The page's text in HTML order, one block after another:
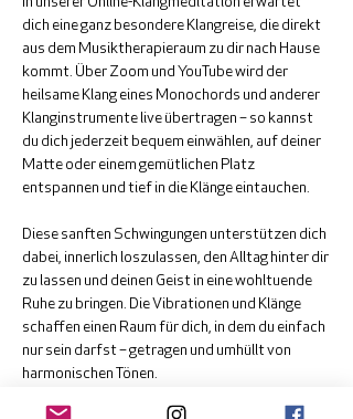
dich eine ganz besondere Klangreise, die direkt
aus dem Musiktherapieraum zu dir nach Hause
kommt. Über Zoom und YouTube wird der
heilsame Klang eines Monochords und anderer
Klanginstrumente live übertragen – so kannst
du dich jederzeit bequem einwählen, auf deiner
Matte oder einem gemütlichen Platz
entspannen und tief in die Klänge eintauchen.
Diese sanften Schwingungen unterstützen dich
dabei, innerlich loszulassen, den Alltag hinter dir
zu lassen und deinen Geist in eine wohltuende
Ruhe zu bringen. Die Vibrationen und Klänge
schaffen einen Raum für dich, in dem du einfach
nur sein darfst – getragen und umhüllt von
harmonischen Tönen.